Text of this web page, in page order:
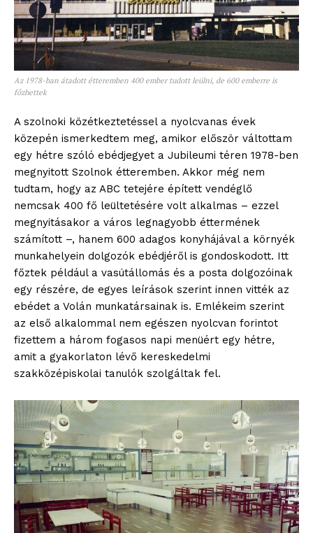
Az 1978-ban átadott étteremben 400 ember tudott leülni, de 600 emberre is
főzhettek
A szolnoki közétkeztetéssel a nyolcvanas évek
közepén ismerkedtem meg, amikor először váltottam
egy hétre szóló ebédjegyet a Jubileumi téren 1978-ben
megnyitott Szolnok étteremben. Akkor még nem
tudtam, hogy az ABC tetejére épített vendéglő
nemcsak 400 fő leültetésére volt alkalmas – ezzel
megnyitásakor a város legnagyobb éttermének
számított –, hanem 600 adagos konyhájával a környék
munkahelyein dolgozók ebédjéről is gondoskodott. Itt
főztek például a vasútállomás és a posta dolgozóinak
egy részére, de egyes leírások szerint innen vitték az
ebédet a Volán munkatársainak is. Emlékeim szerint
az első alkalommal nem egészen nyolcvan forintot
fizettem a három fogasos napi menüért egy hétre,
amit a gyakorlaton lévő kereskedelmi
szakközépiskolai tanulók szolgáltak fel.